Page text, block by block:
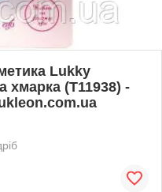
Lukky
хмарка (T11938) -